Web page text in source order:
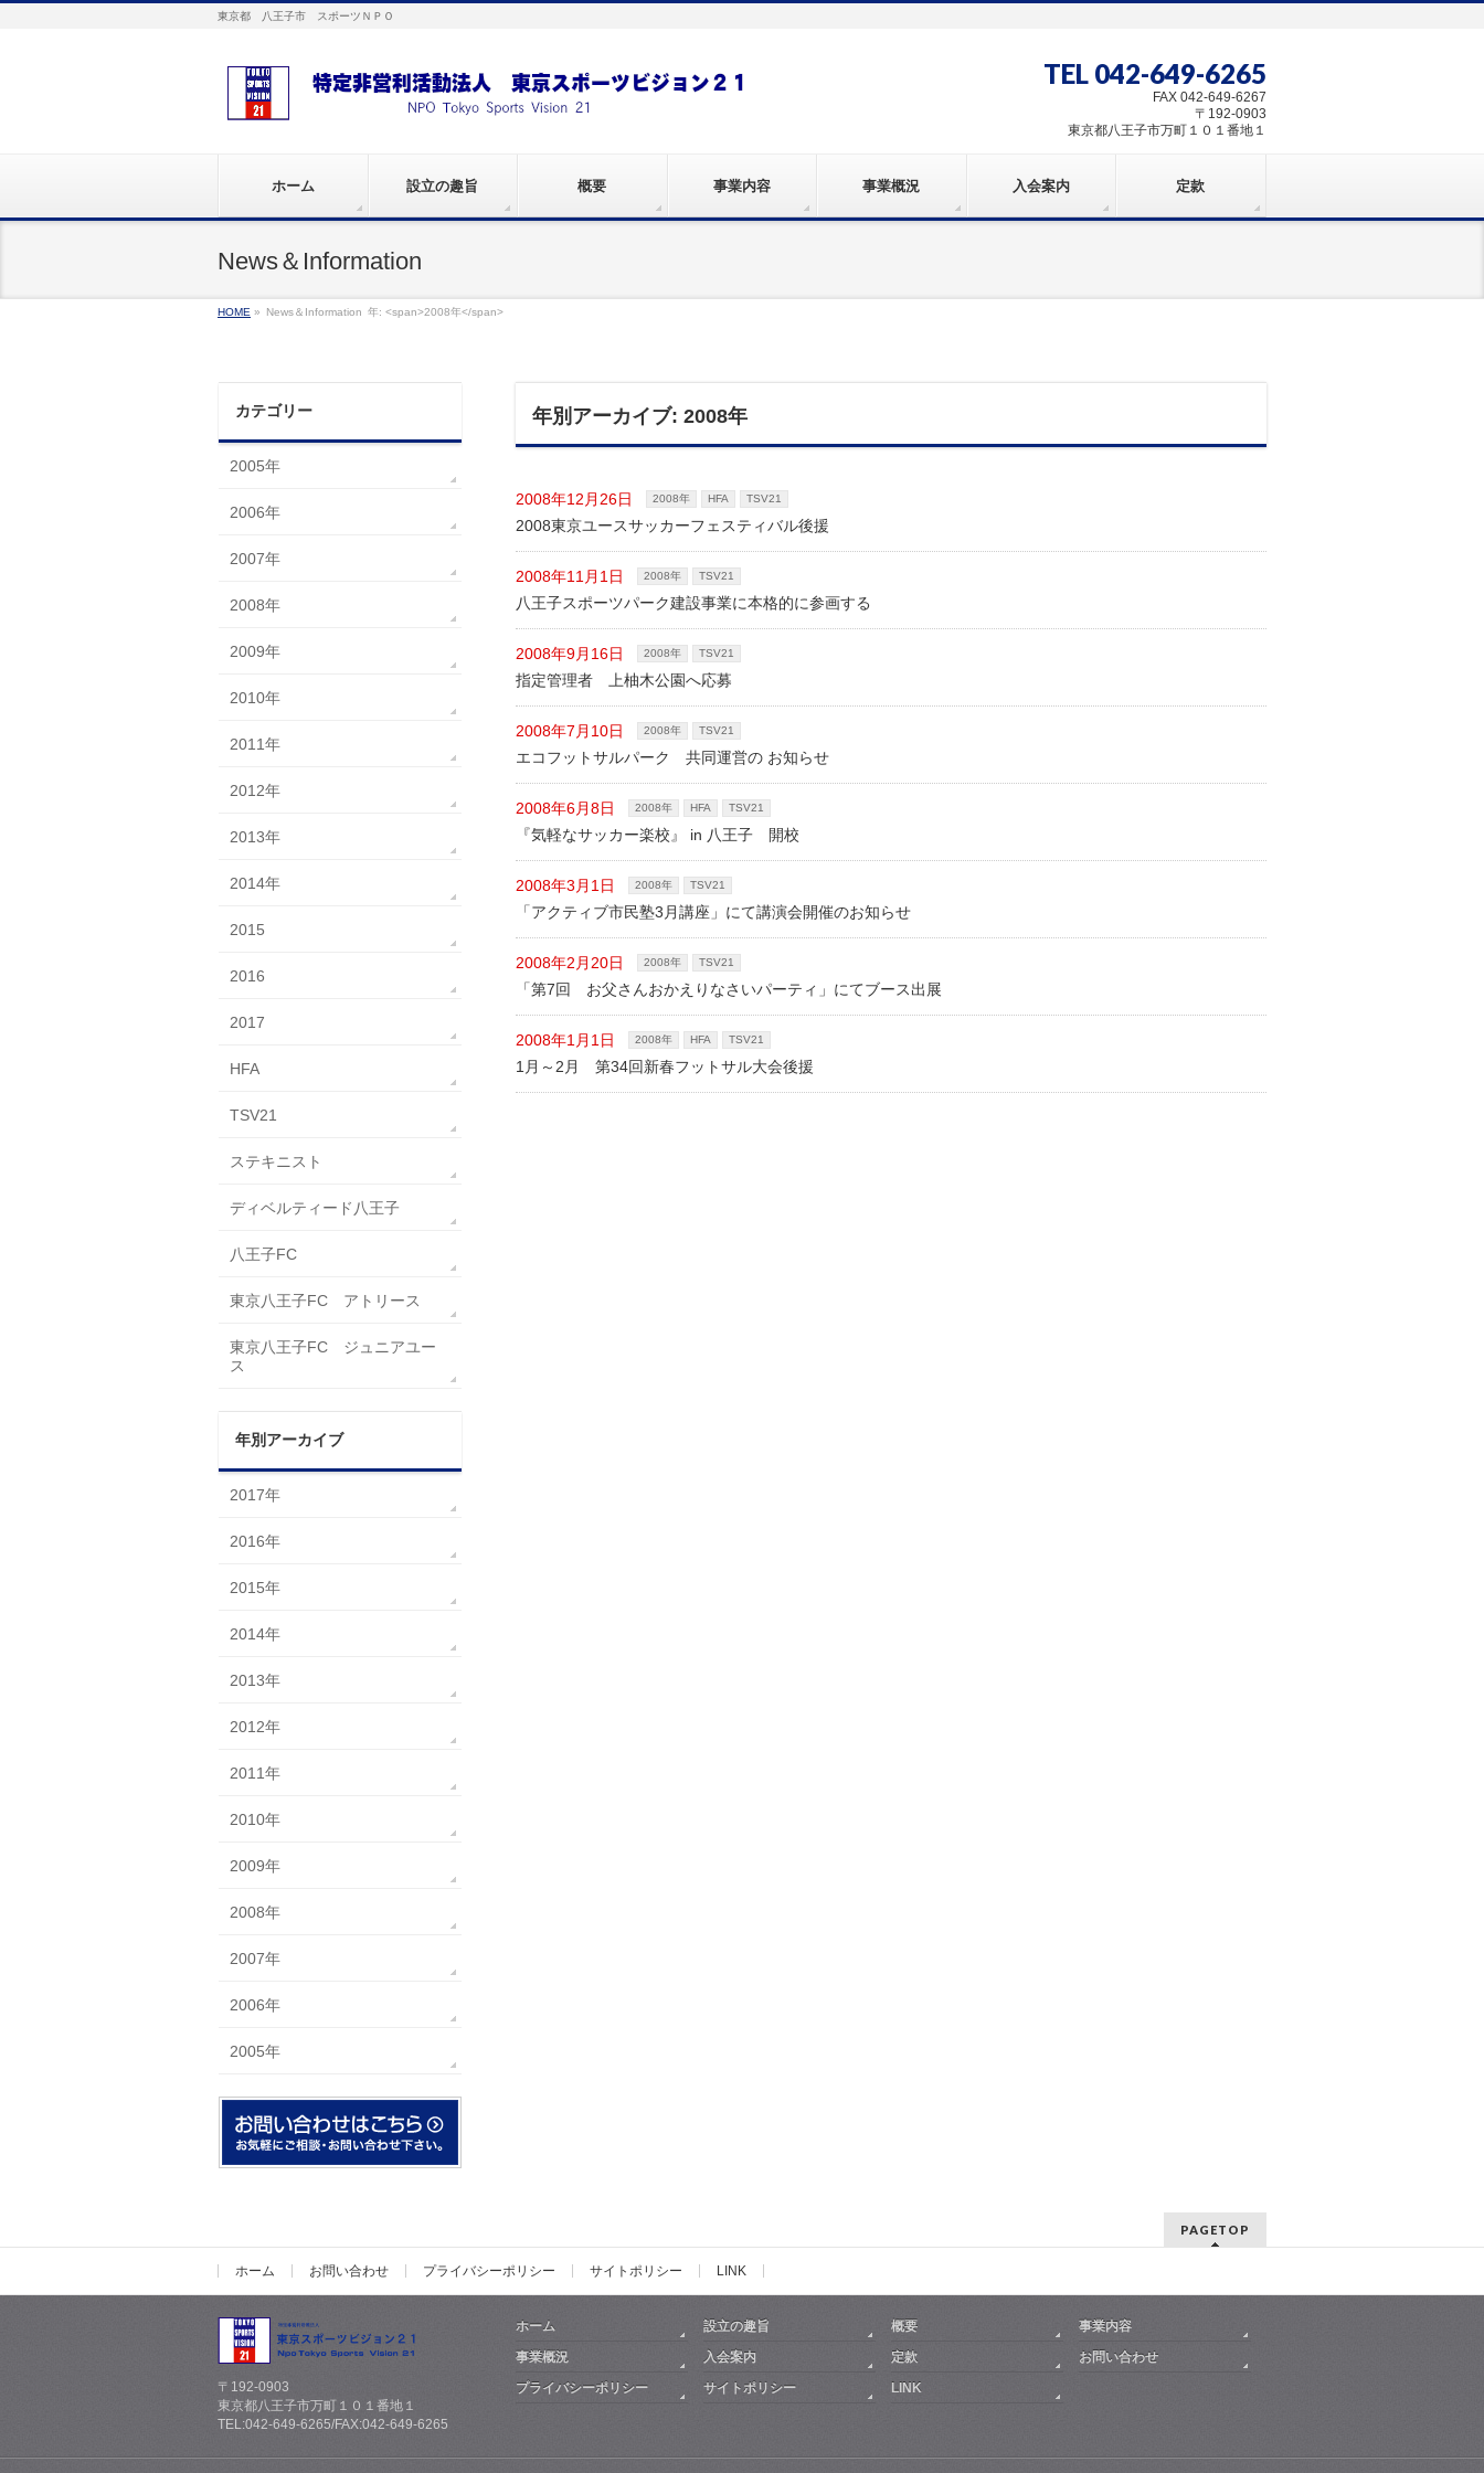
東京都 八王子市 スポーツＮＰＯ
TEL 042-649-6265
FAX 042-649-6267
〒192-0903
東京都八王子市万町１０１番地１
ホーム 設立の趣旨 概要 事業内容 事業概況 入会案内 定款
News＆Information
HOME » News＆Information 年: <span>2008年</span>
年別アーカイブ: 2008年
2008年12月26日 2008年 HFA TSV21
2008東京ユースサッカーフェスティバル後援
2008年11月1日 2008年 TSV21
八王子スポーツパーク建設事業に本格的に参画する
2008年9月16日 2008年 TSV21
指定管理者 上柚木公園へ応募
2008年7月10日 2008年 TSV21
エコフットサルパーク 共同運営の お知らせ
2008年6月8日 2008年 HFA TSV21
『気軽なサッカー楽校』 in 八王子 開校
2008年3月1日 2008年 TSV21
「アクティブ市民塾3月講座」にて講演会開催のお知らせ
2008年2月20日 2008年 TSV21
「第7回 お父さんおかえりなさいパーティ」にてブース出展
2008年1月1日 2008年 HFA TSV21
1月～2月 第34回新春フットサル大会後援
カテゴリー
2005年
2006年
2007年
2008年
2009年
2010年
2011年
2012年
2013年
2014年
2015
2016
2017
HFA
TSV21
ステキニスト
ディベルティード八王子
八王子FC
東京八王子FC アトリース
東京八王子FC ジュニアユー
ス
年別アーカイブ
2017年
2016年
2015年
2014年
2013年
2012年
2011年
2010年
2009年
2008年
2007年
2006年
2005年
PAGETOP
ホーム お問い合わせ プライバシーポリシー サイトポリシー LINK
〒192-0903
東京都八王子市万町１０１番地１
TEL:042-649-6265/FAX:042-649-6265
ホーム 設立の趣旨 概要
事業内容
事業概況
入会案内 定款
お問い合わせ
プライバシーポリシー
サイトポリシー LINK